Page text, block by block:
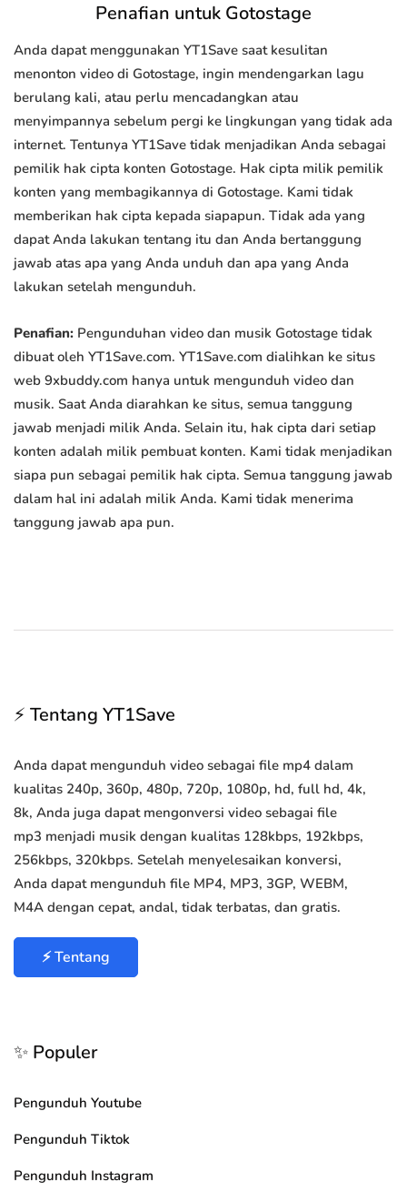
Penafian untuk Gotostage
Anda dapat menggunakan YT1Save saat kesulitan
menonton video di Gotostage, ingin mendengarkan lagu
berulang kali, atau perlu mencadangkan atau
menyimpannya sebelum pergi ke lingkungan yang tidak ada
internet. Tentunya YT1Save tidak menjadikan Anda sebagai
pemilik hak cipta konten Gotostage. Hak cipta milik pemilik
konten yang membagikannya di Gotostage. Kami tidak
memberikan hak cipta kepada siapapun. Tidak ada yang
dapat Anda lakukan tentang itu dan Anda bertanggung
jawab atas apa yang Anda unduh dan apa yang Anda
lakukan setelah mengunduh.
Penafian: Pengunduhan video dan musik Gotostage tidak
dibuat oleh YT1Save.com. YT1Save.com dialihkan ke situs
web 9xbuddy.com hanya untuk mengunduh video dan
musik. Saat Anda diarahkan ke situs, semua tanggung
jawab menjadi milik Anda. Selain itu, hak cipta dari setiap
konten adalah milik pembuat konten. Kami tidak menjadikan
siapa pun sebagai pemilik hak cipta. Semua tanggung jawab
dalam hal ini adalah milik Anda. Kami tidak menerima
tanggung jawab apa pun.
⚡ Tentang YT1Save
Anda dapat mengunduh video sebagai file mp4 dalam
kualitas 240p, 360p, 480p, 720p, 1080p, hd, full hd, 4k,
8k, Anda juga dapat mengonversi video sebagai file
mp3 menjadi musik dengan kualitas 128kbps, 192kbps,
256kbps, 320kbps. Setelah menyelesaikan konversi,
Anda dapat mengunduh file MP4, MP3, 3GP, WEBM,
M4A dengan cepat, andal, tidak terbatas, dan gratis.
⚡ Tentang
✨ Populer
Pengunduh Youtube
Pengunduh Tiktok
Pengunduh Instagram